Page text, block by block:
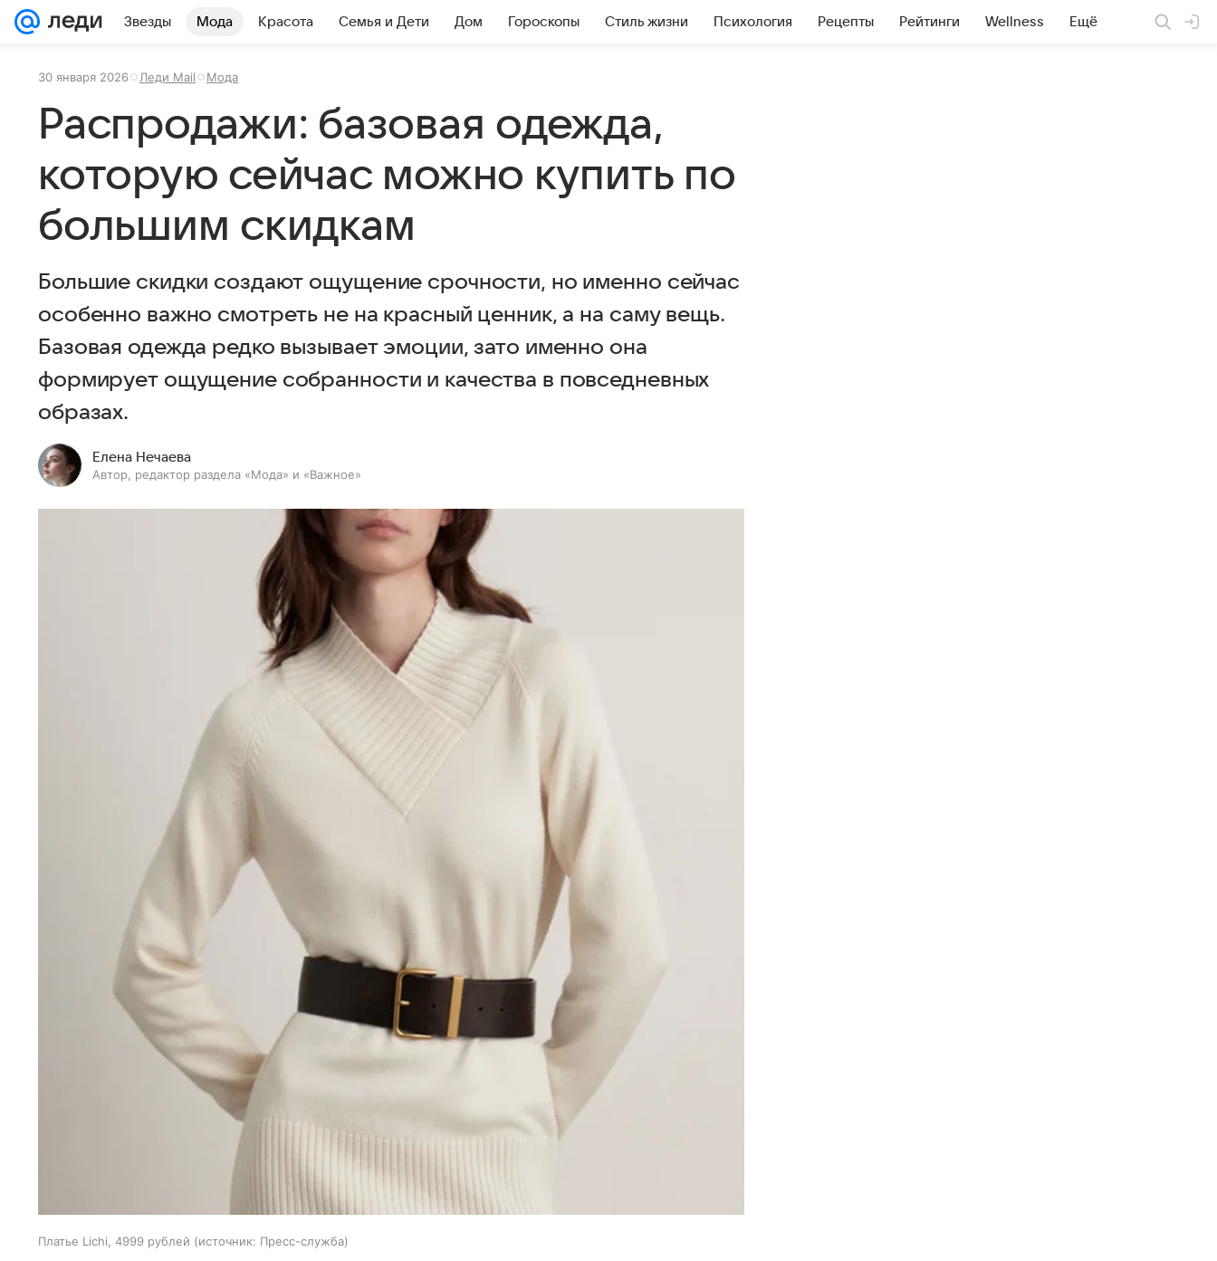
Звезды Мода Красота Семья и Дети Дом Гороскопы Стиль жизни Психология Рецепты Рейтинги Wellness Ещё
30 января 2026 Леди Mail Мода
Распродажи: базовая одежда,
которую сейчас можно купить по
большим скидкам
Большие скидки создают ощущение срочности, но именно сейчас
особенно важно смотреть не на красный ценник, а на саму вещь.
Базовая одежда редко вызывает эмоции, зато именно она
формирует ощущение собранности и качества в повседневных
образах.
Елена Нечаева
Автор, редактор раздела «Мода» и «Важное»
Платье Lichi, 4999 рублей источник: Пресс-служба